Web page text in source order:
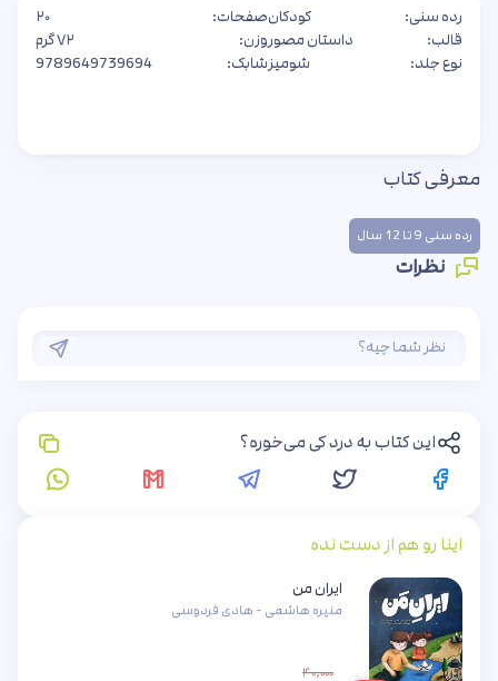
رده سنی:
کودکان
قالب:
داستان مصور
نوع جلد:
شومیز
صفحات:
۲۰
وزن:
۷۲ گرم
شابک:
9789649739694
معرفی کتاب
رده سنی 9 تا 12 سال
نظرات
این کتاب به درد کی می‌خوره؟
اینا رو هم از دست نده
ایران من
منیره هاشمی - هادی فردوسی
۴۰,۰۰۰